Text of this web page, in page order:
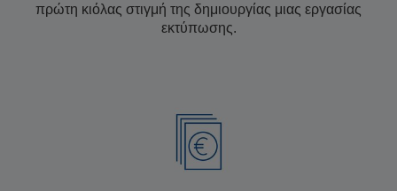
πρώτη κιόλας στιγμή της δημιουργίας μιας εργασίας
εκτύπωσης.